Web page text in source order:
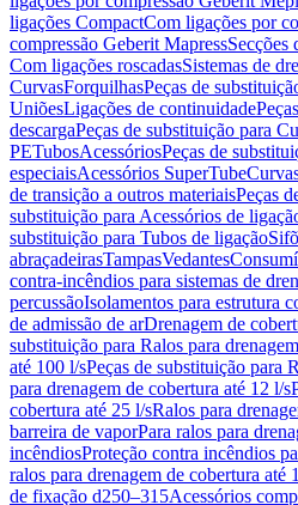
ligações CompactCom ligações por
compressão Geberit MapressSecções
Com ligações roscadasSistemas de
CurvasForquilhasPeças de
UniõesLigações de continuidade
descargaPeças de substituição para
PETubosAcessóriosPeças de
especiaisAcessórios SuperTube
de transição a outros materiaisPeças
substituição para Acessórios de
substituição para Tubos de ligação
abraçadeirasTampasVedantes
contra-incêndios para sistemas de
percussãoIsolamentos para estrutura
de admissão de arDrenagem de
substituição para Ralos para
até 100 l/sPeças de substituição para
para drenagem de cobertura até 12 l/s
cobertura até 25 l/sRalos para
barreira de vaporPara ralos para
incêndiosProteção contra incêndios
ralos para drenagem de cobertura até
de fixação d250–315Acessórios